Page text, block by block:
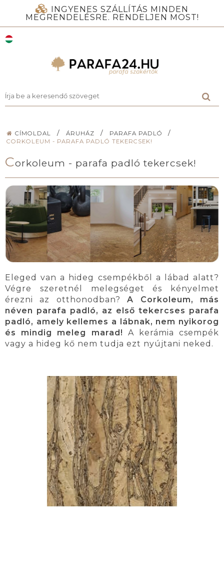
INGYENES SZÁLLÍTÁS MINDEN
MEGRENDELÉSRE. RENDELJEN MOST!
CÍMOLDAL / ÁRUHÁZ / PARAFA PADLÓ /
CORKOLEUM - PARAFA PADLÓ TEKERCSEK!
Corkoleum - parafa padló tekercsek!
Eleged van a hideg csempékből a lábad alatt?
Végre szeretnél melegséget és kényelmet
érezni az otthonodban?A Corkoleum, más
néven parafa padló, az első tekercses parafa
padló, amely kellemes a lábnak, nem nyikorog
és mindig meleg marad! A kerámia csempék
vagy a hideg kő nem tudja ezt nyújtani neked.